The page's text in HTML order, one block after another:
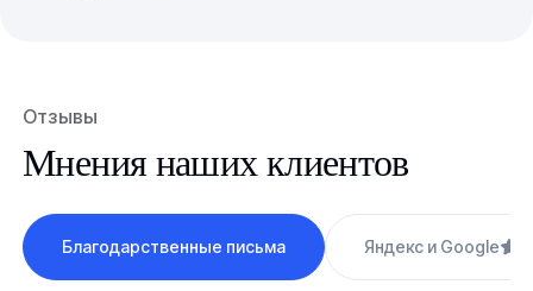
Отзывы
Мнения наших клиентов
Благодарственные письма Яндекс и Google